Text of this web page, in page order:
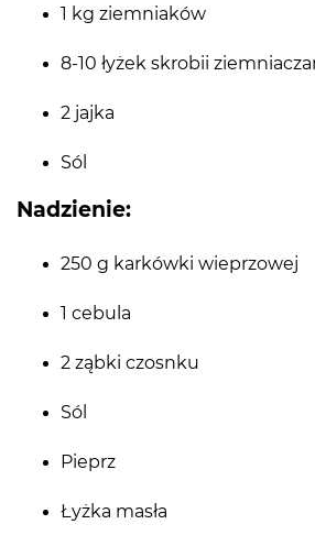
1 kg ziemniaków
8-10 łyżek skrobii
2 jajka
Sól
Nadzienie:
250 g karkówki wieprzowej
1 cebula
2 ząbki czosnku
Sól
Pieprz
Łyżka masła